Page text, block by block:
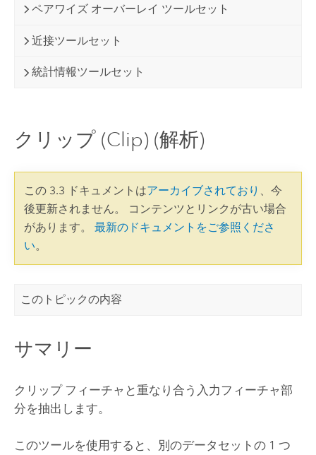
ペアワイズ オーバーレイ ツールセット
近接ツールセット
統計情報ツールセット
クリップ (Clip) (解析)
この 3.3 ドキュメントはアーカイブされており 、今
後更新されません。 コンテンツとリンクが古い場合
があります。 最新のドキュメントをご参照くださ
い。
このトピックの内容
サマリー
クリップ フィーチャと重なり合う入力フィーチャ部
分を抽出します。
このツールを使用すると、別のデータセットの 1 つ